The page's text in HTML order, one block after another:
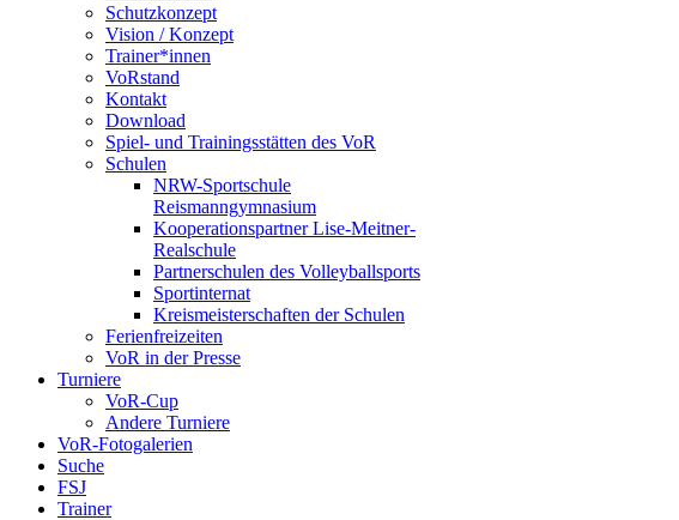
Schutzkonzept
Vision / Konzept
Trainer*innen
VoRstand
Kontakt
Download
Spiel- und Trainingsstätten des VoR
Schulen
NRW-Sportschule
Reismanngymnasium
Kooperationspartner Lise-Meitner-
Realschule
Partnerschulen des Volleyballsports
Sportinternat
Kreismeisterschaften der Schulen
Ferienfreizeiten
VoR in der Presse
Turniere
VoR-Cup
Andere Turniere
VoR-Fotogalerien
Suche
FSJ
Trainer